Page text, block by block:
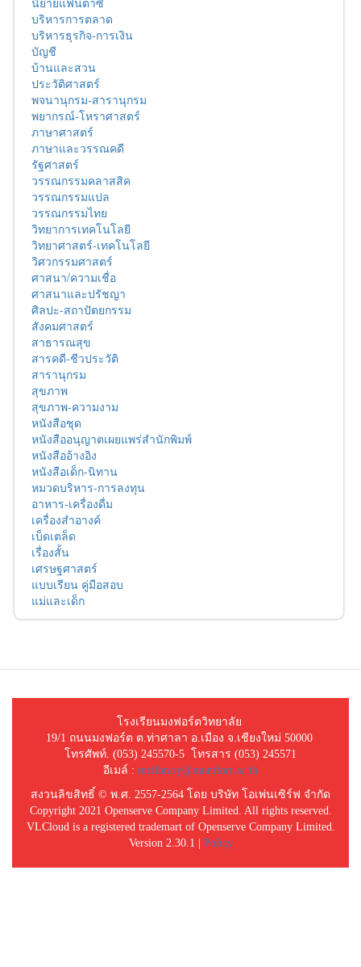
บริหารการตลาด
บริหารธุรกิจ-การเงิน
บัญชี
บ้านและสวน
ประวัติศาสตร์
พจนานุกรม-สารานุกรม
พยากรณ์-โหราศาสตร์
ภาษาศาสตร์
ภาษาและวรรณคดี
รัฐศาสตร์
วรรณกรรมคลาสสิค
วรรณกรรมแปล
วรรณกรรมไทย
วิทยาการเทคโนโลยี
วิทยาศาสตร์-เทคโนโลยี
วิศวกรรมศาสตร์
ศาสนา/ความเชื่อ
ศาสนาและปรัชญา
ศิลปะ-สถาปัตยกรรม
สังคมศาสตร์
สาธารณสุข
สารคดี-ชีวประวัติ
สารานุกรม
สุขภาพ
สุขภาพ-ความงาม
หนังสือชุด
หนังสืออนุญาตเผยแพร่สำนักพิมพ์
หนังสืออ้างอิง
หนังสือเด็ก-นิทาน
หมวดบริหาร-การลงทุน
อาหาร-เครื่องดื่ม
เครื่องสำอางค์
เบ็ดเตล็ด
เรื่องสั้น
เศรษฐศาสตร์
แบบเรียน คู่มือสอบ
แม่และเด็ก
โรงเรียนมงฟอร์ตวิทยาลัย
19/1 ถนนมงฟอร์ต ต.ท่าศาลา อ.เมือง จ.เชียงใหม่ 50000
โทรศัพท์. (053) 245570-5 โทรสาร (053) 245571
อีเมล์ : mclibrary@montfort.ac.th
สงวนลิขสิทธิ์ © พ.ศ. 2557-2564 โดย บริษัท โอเพ่นเซิร์ฟ จำกัด
Copyright 2021 Openserve Company Limited. All rights reserved.
VLCloud is a registered trademart of Openserve Company Limited.
Version 2.30.1 | Policy